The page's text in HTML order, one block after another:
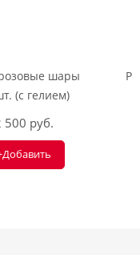
шары
(с гелием)
500 руб.